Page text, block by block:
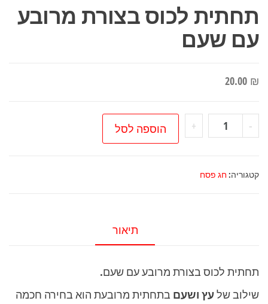
תחתית לכוס בצורת מרובע
עם שעם
20.00 ₪
-
כמות
של
לכוס
+ הוספה לסל
קטגוריה:חג פסח
תיאור
תחתית לכוס בצורת מרובע עם שעם.
שילוב שלעץ ושעם בתחתית מרובעת הוא בחירה חכמה